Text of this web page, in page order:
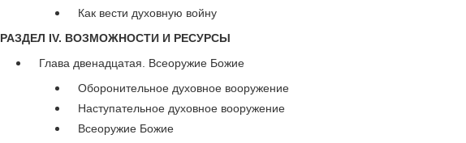
Как вести духовную войну
РАЗДЕЛ IV. ВОЗМОЖНОСТИ И РЕСУРСЫ
Глава двенадцатая. Всеоружие Божие
Оборонительное духовное вооружение
Наступательное духовное вооружение
Всеоружие Божие